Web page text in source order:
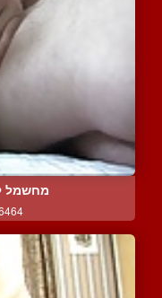
מחשמל
6464